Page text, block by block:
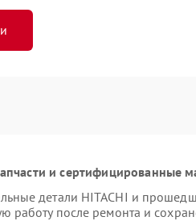
и сертифицированные
детали HITACHI и
работу после ремонта и